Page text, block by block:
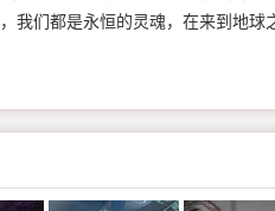
我们都是永恒的灵魂，在来到地球